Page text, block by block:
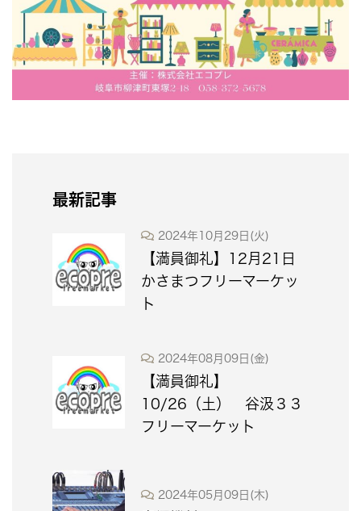
最新記事
2024年10月29日(火)
【満員御礼】12月21日
かさまつフリーマーケッ
ト
2024年08月09日(金)
【満員御礼】
10/26（土） 谷汲３３
フリーマーケット
2024年05月09日(木)